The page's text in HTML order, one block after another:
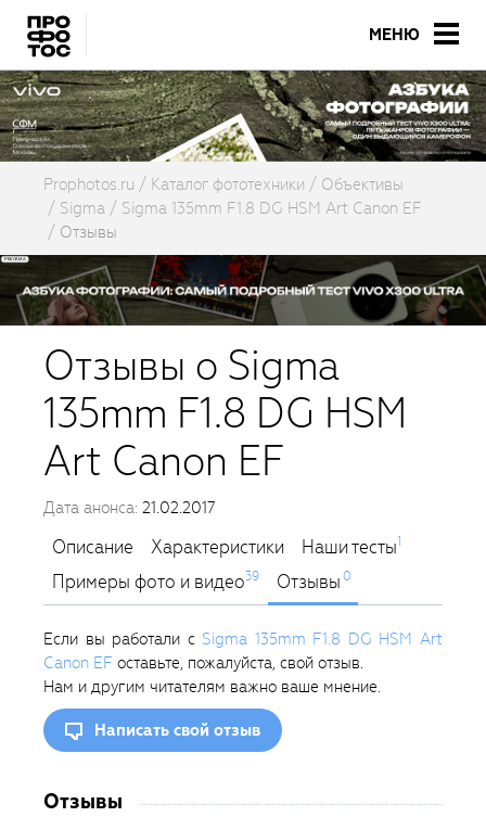
МЕНЮ
Prophotos.ru Каталог фототехники
Объективы
Sigma
Sigma 135mm F1.8 DG HSM Art Canon EF
Отзывы
Отзывы о Sigma
135mm F1.8 DG HSM
Art Canon EF
Дата анонса: 21.02.2017
Описание Характеристики Наши тесты1
Примеры фото и видео39 Отзывы0
Если вы работали сSigma 135mm F1.8 DG HSM Art
Canon EF оставьте, пожалуйста, свой отзыв.
Нам и другим читателям важно ваше мнение.
Написать свой отзыв
Отзывы